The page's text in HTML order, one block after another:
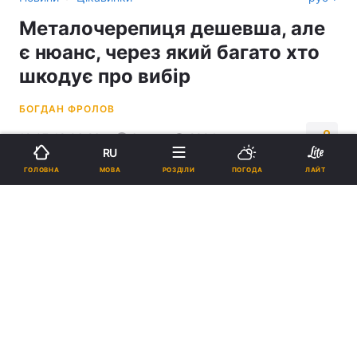
Металочерепиця дешевша, але
є нюанс, через який багато хто
шкодує про вибір
БОГДАН ФРОЛОВ
19:07, 18.06.26 6 хв. 2304
Підпишіться на нас в Google
ГОЛОВНА
RU
МОВА РОЗДІЛИ ПОГОДА ЛАЙТ